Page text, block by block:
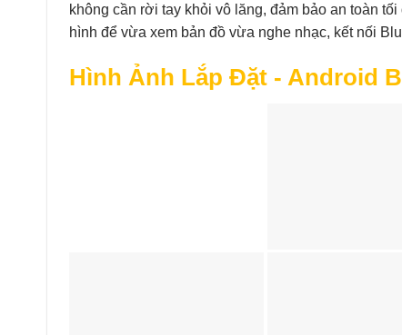
không cần rời tay khỏi vô lăng, đảm bảo an toàn
hình để vừa xem bản đồ vừa nghe nhạc, kết nối
Hình Ảnh Lắp Đặt - Android